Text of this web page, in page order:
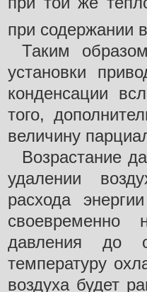
при содержании
Таким
установки
конденсации
того,
величину
Возрастание
удалении
расхода
своевременно
давления до
температуру
воздуха будет